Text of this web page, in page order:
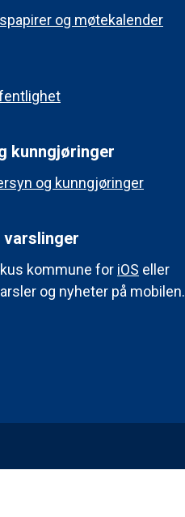
og møtekalender
kunngjøringer
og kunngjøringer
varslinger
kommune for iOS eller
og nyheter på mobilen.